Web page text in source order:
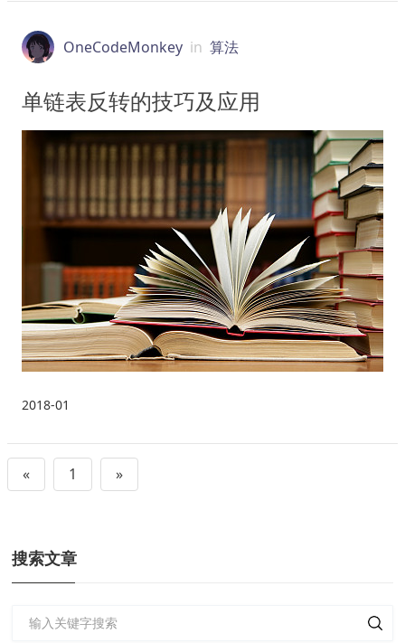
OneCodeMonkey in 算法
单链表反转的技巧及应用
2018-01
« 1 »
搜索文章